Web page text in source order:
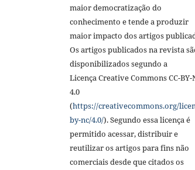
maior democratização do
conhecimento e tende a produzir
maior impacto dos artigos
Os artigos publicados na revista
disponibilizados segundo a
Licença Creative Commons CC-BY-
4.0
(https://creativecommons.org/
by-nc/4.0/). Segundo essa licença é
permitido acessar, distribuir e
reutilizar os artigos para fins não
comerciais desde que citados os